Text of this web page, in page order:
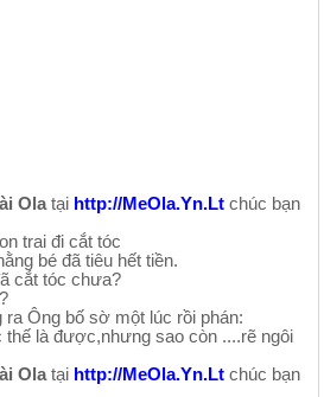
Ola tại http://MeOla.Yn.Lt chúc bạn
trai đi cắt tóc
bé đã tiêu hết tiền.
cắt tóc chưa?
ra Ông bố sờ một lúc rồi phán:
là được,nhưng sao còn ....rẽ ngôi
Ola tại http://MeOla.Yn.Lt chúc bạn